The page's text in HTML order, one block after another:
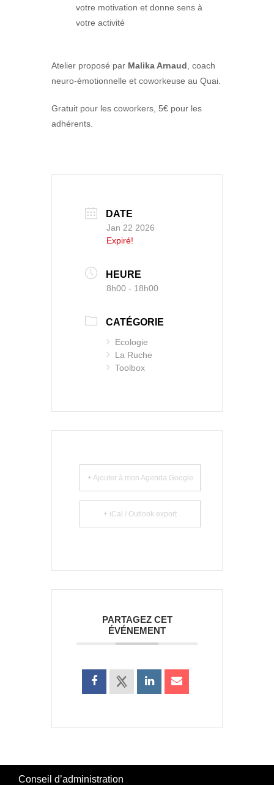
votre motivation et donne sens à
votre activité
Atelier proposé par Malika Arnaud , coach
neuro-émotionnelle et coworkeuse au Quai.
Gratuit pour les coworkers, 5€ pour les
adhérents.
DATE
Jan 22 2026
Expiré!
HEURE
8h00 - 18h00
CATÉGORIE
Ecologie
La Ruche
Toolbox
+ Ajouter à mon Agenda Google
+ iCal / Outlook export
PARTAGEZ CET
ÉVÉNEMENT
Conseil d’administration